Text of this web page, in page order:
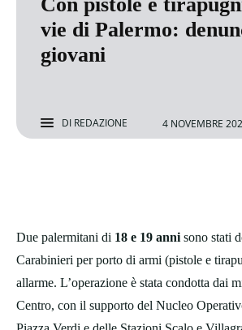
vie di Palermo:
giovani
DI REDAZIONE 4 NOVEMBRE
Due palermitani di 18 e 19 anni sono stati
Carabinieri per porto di armi (pistole e
allarme. L’operazione è stata condotta dai
Centro, con il supporto del Nucleo